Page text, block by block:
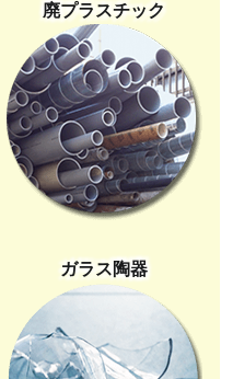
廃プラスチック
ガラス陶器